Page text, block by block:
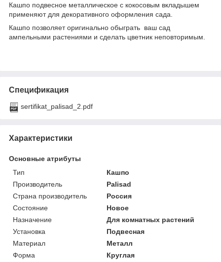
Кашпо подвесное металлическое с кокосовым вкладышем
применяют для декоративного оформления сада.
Кашпо позволяет оригинально обыграть ваш сад
ампельными растениями и сделать цветник неповторимым.
Спецификация
sertifikat_palisad_2.pdf
Характеристики
Основные атрибуты
Тип
Кашпо
Производитель
Palisad
Страна производитель
Россия
Состояние
Новое
Назначение
Для комнатных растений
Установка
Подвесная
Материал
Металл
Форма
Круглая